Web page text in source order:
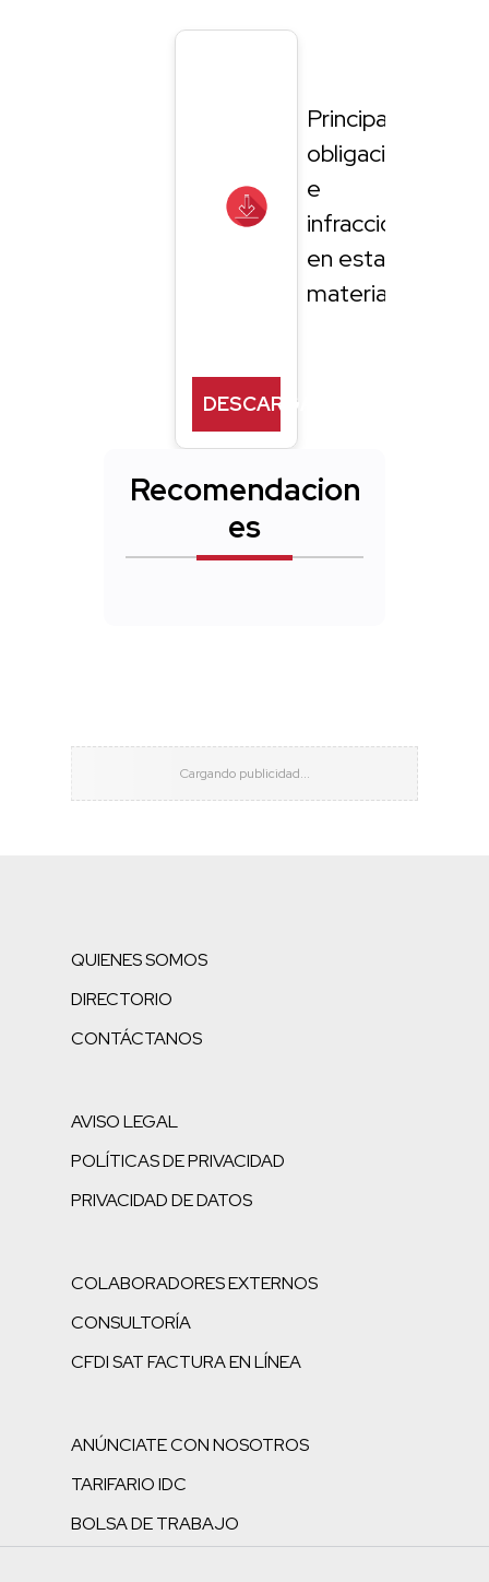
Principales
obligaciones
e
infracciones
en esta
materia
DESCARGAR
Recomendacion
es
QUIENES SOMOS
DIRECTORIO
CONTÁCTANOS
AVISO LEGAL
POLÍTICAS DE PRIVACIDAD
PRIVACIDAD DE DATOS
COLABORADORES EXTERNOS
CONSULTORÍA
CFDI SAT FACTURA EN LÍNEA
ANÚNCIATE CON NOSOTROS
TARIFARIO IDC
BOLSA DE TRABAJO